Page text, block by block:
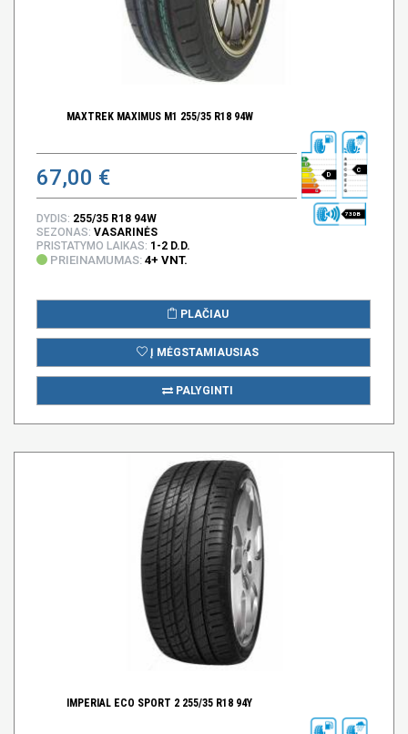
MAXTREK MAXIMUS M1 255/35 R18 94W
67,00 € D
C
73 DB
DYDIS: 255/35 R18 94W
SEZONAS: VASARINĖS
PRISTATYMO LAIKAS: 1-2 D.D.
PRIEINAMUMAS: 4+ VNT.
PLAČIAU
Į MĖGSTAMIAUSIAS
PALYGINTI
IMPERIAL ECO SPORT 2 255/35 R18 94Y